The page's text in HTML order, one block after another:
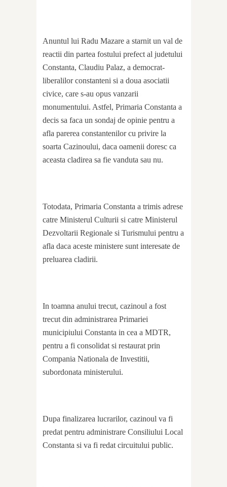
Anuntul lui Radu Mazare a starnit un val de
reactii din partea fostului prefect al judetului
Constanta, Claudiu Palaz, a democrat-
liberalilor constanteni si a doua asociatii
civice, care s-au opus vanzarii
monumentului. Astfel, Primaria Constanta a
decis sa faca un sondaj de opinie pentru a
afla parerea constantenilor cu privire la
soarta Cazinoului, daca oamenii doresc ca
aceasta cladirea sa fie vanduta sau nu.
Totodata, Primaria Constanta a trimis adrese
catre Ministerul Culturii si catre Ministerul
Dezvoltarii Regionale si Turismului pentru a
afla daca aceste ministere sunt interesate de
preluarea cladirii.
In toamna anului trecut, cazinoul a fost
trecut din administrarea Primariei
municipiului Constanta in cea a MDTR,
pentru a fi consolidat si restaurat prin
Compania Nationala de Investitii,
subordonata ministerului.
Dupa finalizarea lucrarilor, cazinoul va fi
predat pentru administrare Consiliului Local
Constanta si va fi redat circuitului public.